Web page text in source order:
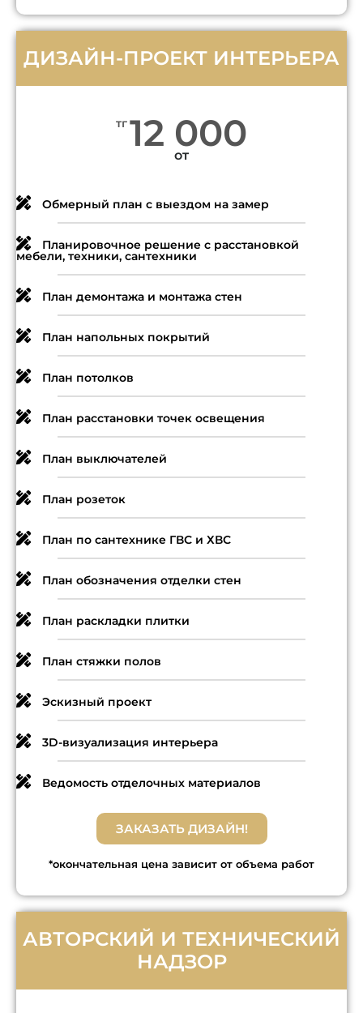
ДИЗАЙН-ПРОЕКТ ИНТЕРЬЕРА
тг12 000
от
Обмерный план с выездом на замер
Планировочное решение с расстановкой
мебели, техники, сантехники
План демонтажа и монтажа стен
План напольных покрытий
План потолков
План расстановки точек освещения
План выключателей
План розеток
План по сантехнике ГВС и ХВС
План обозначения отделки стен
План раскладки плитки
План стяжки полов
Эскизный проект
3D-визуализация интерьера
Ведомость отделочных материалов
ЗАКАЗАТЬ ДИЗАЙН!
*окончательная цена зависит от объема работ
АВТОРСКИЙ И ТЕХНИЧЕСКИЙ
НАДЗОР